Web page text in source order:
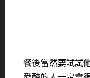
餐後當然要試試